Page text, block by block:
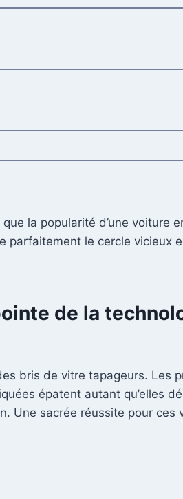
la popularité d’une voiture
le cercle vicieux
de la
bris de vitre tapageurs. Les
épatent autant qu’elles
Une sacrée réussite pour